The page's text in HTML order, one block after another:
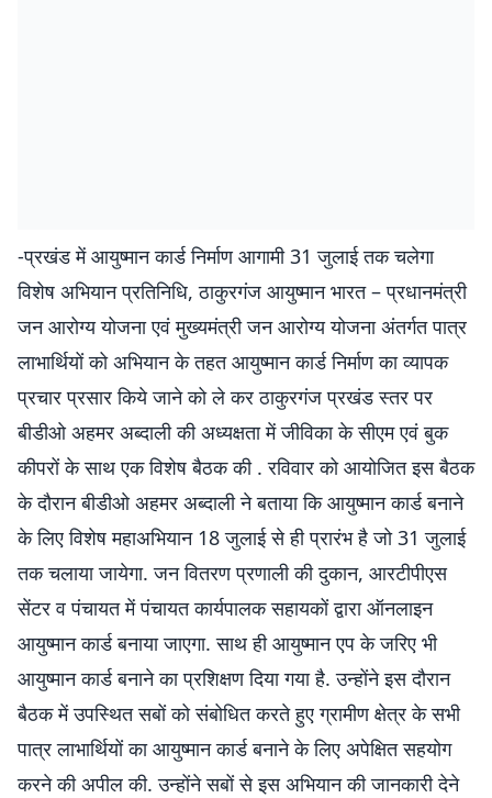
-प्रखंड में आयुष्मान कार्ड निर्माण आगामी 31 जुलाई तक चलेगा
विशेष अभियान प्रतिनिधि, ठाकुरगंज आयुष्मान भारत – प्रधानमंत्री
जन आरोग्य योजना एवं मुख्यमंत्री जन आरोग्य योजना अंतर्गत पात्र
लाभार्थियों को अभियान के तहत आयुष्मान कार्ड निर्माण का व्यापक
प्रचार प्रसार किये जाने को ले कर ठाकुरगंज प्रखंड स्तर पर
बीडीओ अहमर अब्दाली की अध्यक्षता में जीविका के सीएम एवं बुक
कीपरों के साथ एक विशेष बैठक की . रविवार को आयोजित इस बैठक
के दौरान बीडीओ अहमर अब्दाली ने बताया कि आयुष्मान कार्ड बनाने
के लिए विशेष महाअभियान 18 जुलाई से ही प्रारंभ है जो 31 जुलाई
तक चलाया जायेगा. जन वितरण प्रणाली की दुकान, आरटीपीएस
सेंटर व पंचायत में पंचायत कार्यपालक सहायकों द्वारा ऑनलाइन
आयुष्मान कार्ड बनाया जाएगा. साथ ही आयुष्मान एप के जरिए भी
आयुष्मान कार्ड बनाने का प्रशिक्षण दिया गया है. उन्होंने इस दौरान
बैठक में उपस्थित सबों को संबोधित करते हुए ग्रामीण क्षेत्र के सभी
पात्र लाभार्थियों का आयुष्मान कार्ड बनाने के लिए अपेक्षित सहयोग
करने की अपील की. उन्होंने सबों से इस अभियान की जानकारी देने